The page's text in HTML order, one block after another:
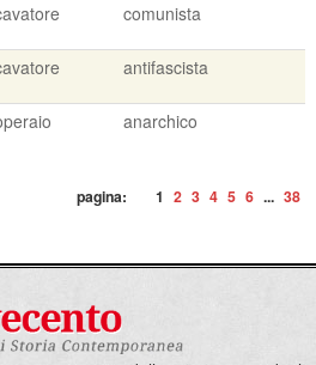
comunista
antifascista
anarchico
pagina: 1 2 3 4 5 6 ... 38